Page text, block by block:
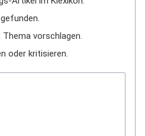
vorschlagen.
oder kritisieren.